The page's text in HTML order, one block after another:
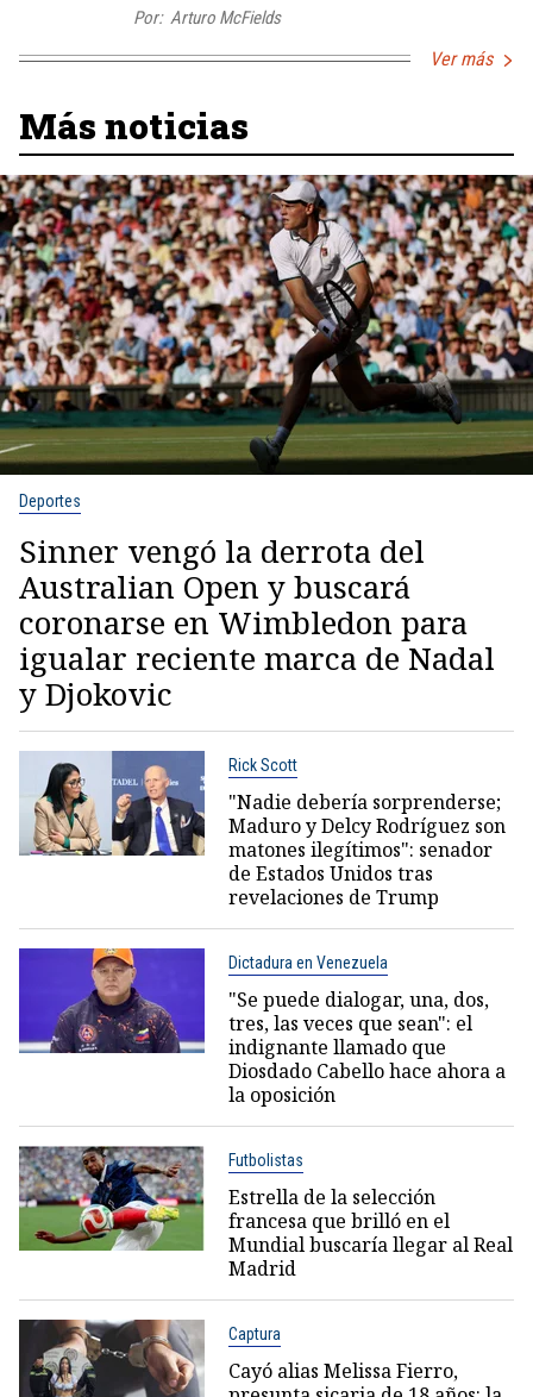
Por: Arturo McFields
Ver más
Más noticias
Deportes
Sinner vengó la derrota del
Australian Open y buscará
coronarse en Wimbledon para
igualar reciente marca de Nadal
y Djokovic
Rick Scott
"Nadie debería sorprenderse;
Maduro y Delcy Rodríguez son
matones ilegítimos": senador
de Estados Unidos tras
revelaciones de Trump
Dictadura en Venezuela
"Se puede dialogar, una, dos,
tres, las veces que sean": el
indignante llamado que
Diosdado Cabello hace ahora a
la oposición
Futbolistas
Estrella de la selección
francesa que brilló en el
Mundial buscaría llegar al Real
Madrid
Captura
Cayó alias Melissa Fierro,